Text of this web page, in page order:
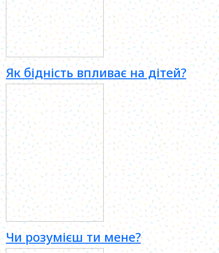
Як бідність впливає на дітей?
Чи розумієш ти мене?